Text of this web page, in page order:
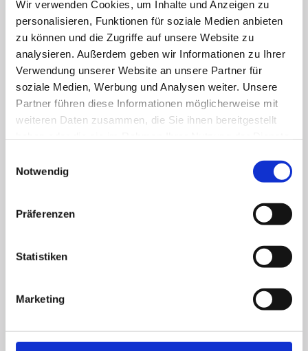
Wir verwenden Cookies, um Inhalte und Anzeigen zu
personalisieren, Funktionen für soziale Medien anbieten
zu können und die Zugriffe auf unsere Website zu
analysieren. Außerdem geben wir Informationen zu Ihrer
Verwendung unserer Website an unsere Partner für
soziale Medien, Werbung und Analysen weiter. Unsere
Partner führen diese Informationen möglicherweise mit
weiteren Daten zusammen, die Sie ihnen bereitgestellt
Notwendig
Präferenzen
Statistiken
Marketing
Deutsche Bodenfliese
Villeroy & Boch